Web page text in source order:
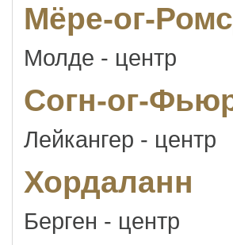
Мёре-ог-
Молде - центр
Согн-ог-
Лейкангер - центр
Хордаланн
Берген - центр